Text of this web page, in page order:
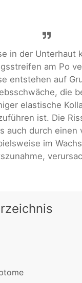
in der Unterhaut
am Po
entstehen auf
die
elastische
ist. Die
auch durch einen
im